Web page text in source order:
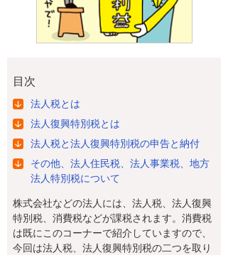
目次
法人税とは
法人復興特別税とは
法人税と法人復興特別税の申告と納付
その他、法人住民税、法人事業税、地方
法人特別税について
株式会社などの法人には、法人税、法人復興
特別税、消費税などが課税されます。消費税
は既にこのコーナーで紹介していますので、
今回は法人税、法人復興特別税の二つを取り